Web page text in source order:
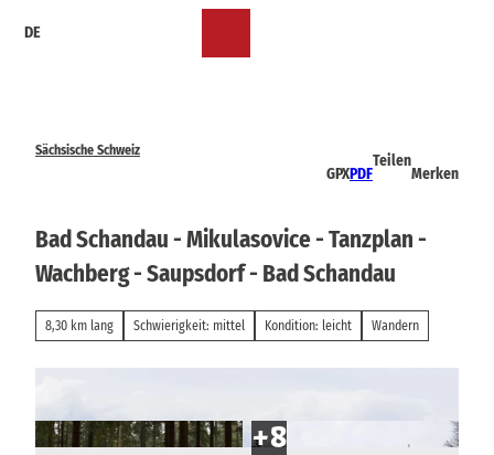
DE
Sächsische Schweiz
GPXPDF
Teilen
Merken
Bad Schandau - Mikulasovice - Tanzplan -
Wachberg - Saupsdorf - Bad Schandau
8,30 km lang Schwierigkeit: mittel Kondition: leicht Wandern